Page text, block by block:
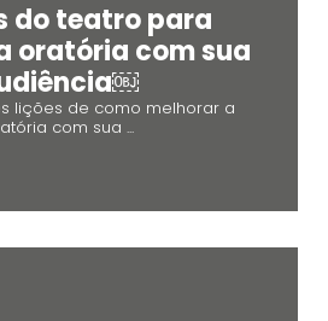
do teatro para
oratória com sua
lições de como melhorar a
com sua ...